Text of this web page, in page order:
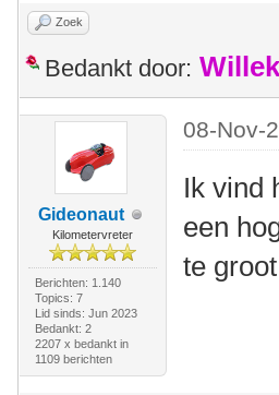
Zoek
Bedankt door:
Gideonaut
Kilometervreter
Berichten: 1.140
Topics: 7
Lid sinds: Jun 2023
Bedankt: 2
2207 x bedankt in
1109 berichten
08-Nov-
Ik vind
een
te